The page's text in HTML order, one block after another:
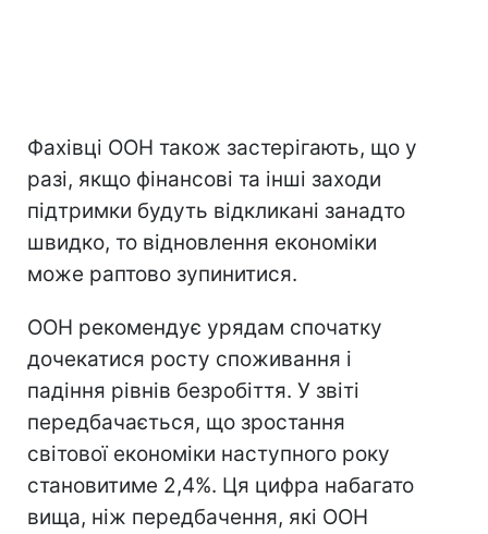
Фахівці ООН також застерігають, що у
разі, якщо фінансові та інші заходи
підтримки будуть відкликані занадто
швидко, то відновлення економіки
може раптово зупинитися.
ООН рекомендує урядам спочатку
дочекатися росту споживання і
падіння рівнів безробіття. У звіті
передбачається, що зростання
світової економіки наступного року
становитиме 2,4%. Ця цифра набагато
вища, ніж передбачення, які ООН